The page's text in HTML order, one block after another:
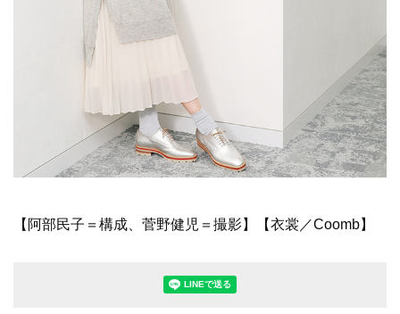
【阿部民子＝構成、菅野健児＝撮影】【衣裳／Coomb】
LINEで送る(別ウィンドウで開きま